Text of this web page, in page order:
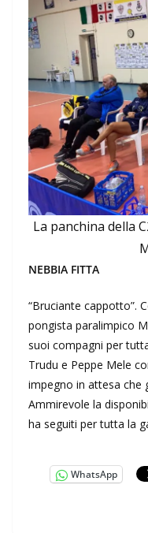
La panchina della
NEBBIA FITTA
“Bruciante cappotto”.
pongista paralimpico
suoi compagni per
Trudu e Peppe Mele
impegno in attesa che
Ammirevole la
ha seguiti per tutta la
WhatsApp